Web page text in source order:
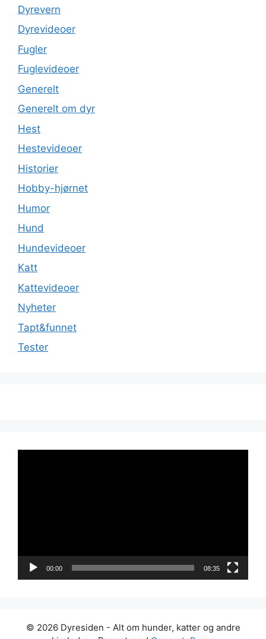
Dyrevern
Dyrevideoer
Fugler
Fuglevideoer
Generelt
Generelt om dyr
Hest
Hestevideoer
Historier
Hobby-hjørnet
Humor
Hund
Hundevideoer
Katt
Kattevideoer
Nyheter
Tapt&funnet
Tester
00:00 08:35
© 2026 Dyresiden - Alt om hunder, katter og andre